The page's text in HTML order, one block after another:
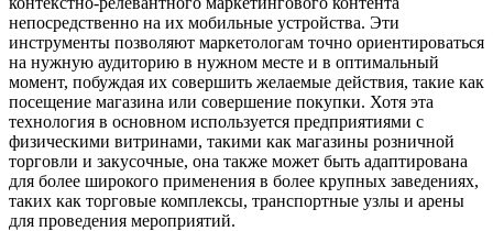
непосредственно на их мобильные устройства. Эти
инструменты позволяют маркетологам точно ориентироваться
на нужную аудиторию в нужном месте и в оптимальный
момент, побуждая их совершить желаемые действия, такие как
посещение магазина или совершение покупки. Хотя эта
технология в основном используется предприятиями с
физическими витринами, такими как магазины розничной
торговли и закусочные, она также может быть адаптирована
для более широкого применения в более крупных заведениях,
таких как торговые комплексы, транспортные узлы и арены
для проведения мероприятий.